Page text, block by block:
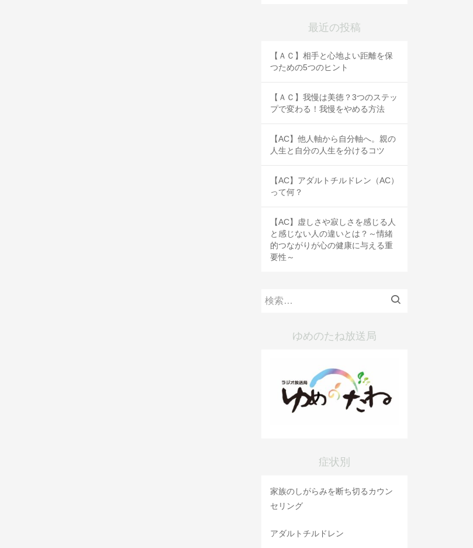
最近の投稿
【ＡＣ】相手と心地よい距離を保
つための5つのヒント
【ＡＣ】我慢は美徳？3つのステッ
プで変わる！我慢をやめる方法
【AC】他人軸から自分軸へ。親の
人生と自分の人生を分けるコツ
【AC】アダルトチルドレン（AC）
って何？
【AC】虚しさや寂しさを感じる人
と感じない人の違いとは？～情緒
的つながりが心の健康に与える重
要性～
検
ゆめのたね放送局
症状別
家族のしがらみを断ち切るカウン
セリング
アダルトチルドレン